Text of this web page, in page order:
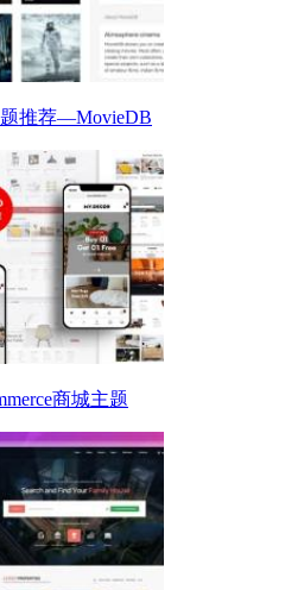
题推荐—MovieDB
商城主题